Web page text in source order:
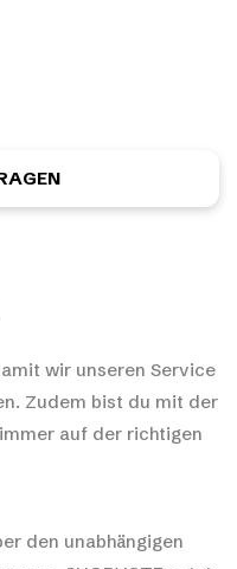
wir unseren Service
Zudem bist du mit der
auf der richtigen
den unabhängigen